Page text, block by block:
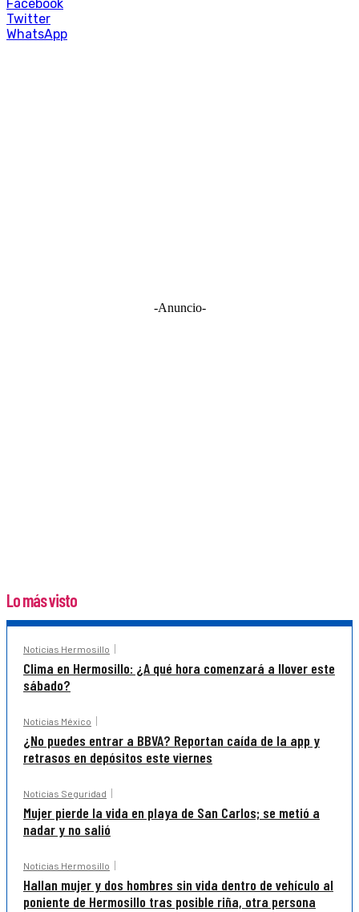
Facebook
Twitter
WhatsApp
-Anuncio-
Lo más visto
Noticias Hermosillo
Clima en Hermosillo: ¿A qué hora comenzará a llover este
sábado?
Noticias México
¿No puedes entrar a BBVA? Reportan caída de la app y
retrasos en depósitos este viernes
Noticias Seguridad
Mujer pierde la vida en playa de San Carlos; se metió a
nadar y no salió
Noticias Hermosillo
Hallan mujer y dos hombres sin vida dentro de vehículo al
poniente de Hermosillo tras posible riña, otra persona